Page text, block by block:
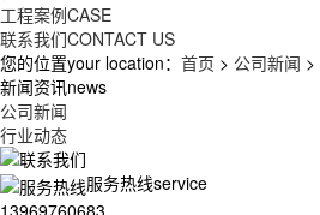
工程案例CASE
联系我们CONTACT US
您的位置your location： 首页 > 公司新闻 >
新闻资讯news
公司新闻
行业动态
服务热线service
13969760683